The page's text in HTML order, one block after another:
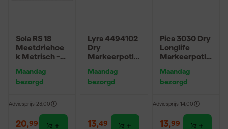
Sola RS 18
Meetdriehoe
k Metrisch -
Maandag
bezorgd
Adviesprijs 23,00
20,99
Lyra 4494102
Dry
Markeerpotlo
Grafiet (1st.)
Maandag
bezorgd
13,49
Pica 3030 Dry
Longlife
Markeerpotlo
Grafiet (1st.)
Maandag
bezorgd
Adviesprijs 14,00
13,99